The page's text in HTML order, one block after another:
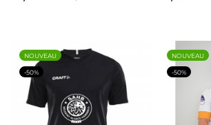
NOUVEAU
-50%
NOUVEAU
-50%